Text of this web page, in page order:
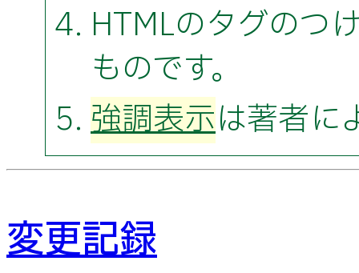
HTMLのタグのつ
ものです。
強調表示は著者に
変更記録